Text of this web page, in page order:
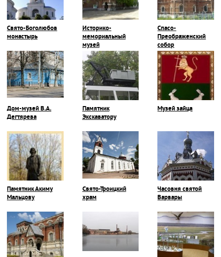
Свято-Боголюбов
монастырь
Историко-
мемориальный
музей
Спасо-
Преображенский
собор
Дом-музей В.А.
Дегтярева
Памятник
Экскаватору
Музей зайца
Памятник Акиму
Мальцову
Свято-Троицкий
храм
Часовня святой
Варвары